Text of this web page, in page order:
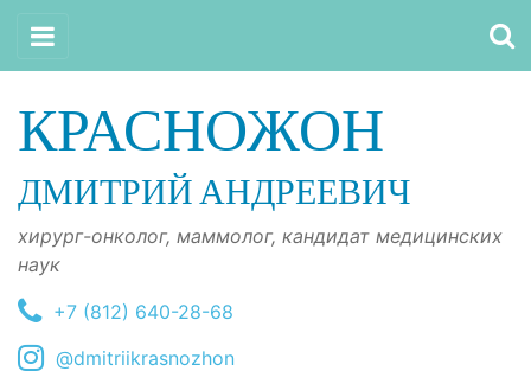
КРАСНОЖОН
ДМИТРИЙ АНДРЕЕВИЧ
хирург-онколог, маммолог, кандидат медицинских
наук
+7 (812) 640-28-68
@dmitriikrasnozhon